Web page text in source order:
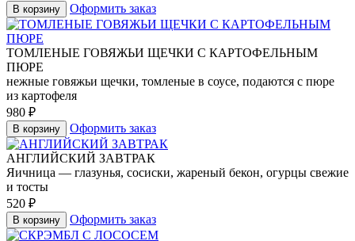
В корзину Оформить заказ
ТОМЛЕНЫЕ ГОВЯЖЬИ ЩЕЧКИ С КАРТОФЕЛЬНЫМ
ПЮРЕ
нежные говяжьи щечки, томленые в соусе, подаются с пюре
из картофеля
980 ₽
В корзину Оформить заказ
АНГЛИЙСКИЙ ЗАВТРАК
Яичница — глазунья, сосиски, жареный бекон, огурцы свежие
и тосты
520 ₽
В корзину Оформить заказ